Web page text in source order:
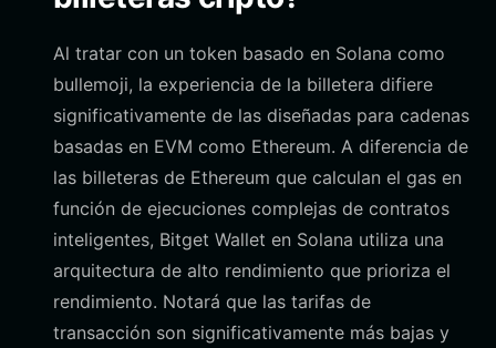
Al tratar con un token basado en Solana como
bullemoji, la experiencia de la billetera difiere
significativamente de las diseñadas para cadenas
basadas en EVM como Ethereum. A diferencia de
las billeteras de Ethereum que calculan el gas en
función de ejecuciones complejas de contratos
inteligentes, Bitget Wallet en Solana utiliza una
arquitectura de alto rendimiento que prioriza el
rendimiento. Notará que las tarifas de
transacción son significativamente más bajas y